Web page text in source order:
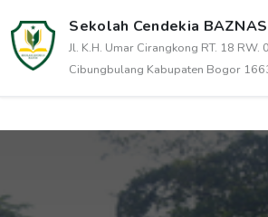
Sekolah Cendekia BAZNAS
Jl. K.H. Umar Cirangkong RT. 18 RW.
Cibungbulang Kabupaten Bogor